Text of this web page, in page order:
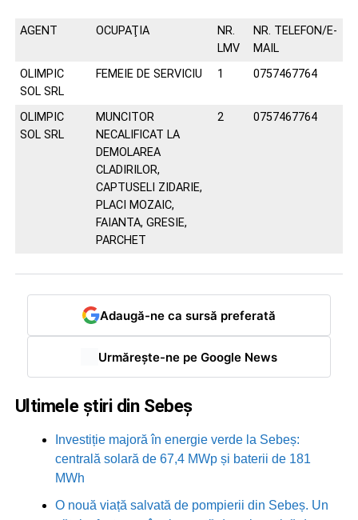
AGENT OCUPAŢIA
NR.
LMV
NR. TELEFON/E-
MAIL
OLIMPIC
SOL SRL
FEMEIE DE SERVICIU 1 0757467764
OLIMPIC
SOL SRL
MUNCITOR
NECALIFICAT LA
DEMOLAREA
CLADIRILOR,
CAPTUSELI ZIDARIE,
PLACI MOZAIC,
FAIANTA, GRESIE,
PARCHET
2 0757467764
Adaugă-ne ca sursă preferată
Urmărește-ne pe Google News
Ultimele știri din Sebeș
Investiție majoră în energie verde la Sebeș:
centrală solară de 67,4 MWp și baterii de 181
MWh
O nouă viață salvată de pompierii din Sebeș. Un